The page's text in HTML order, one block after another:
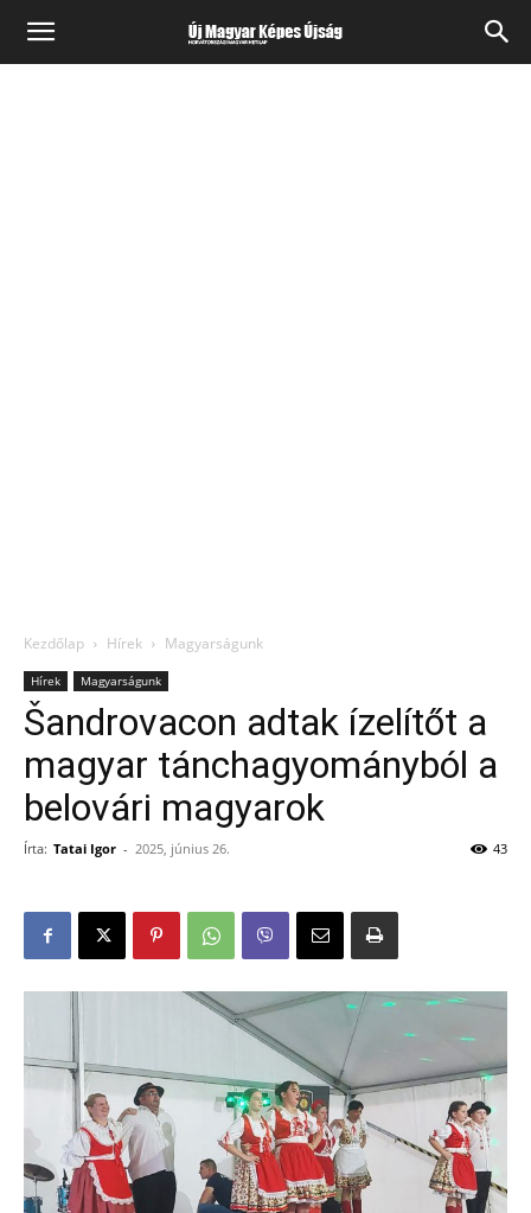
Kezdőlap Hírek Magyarságunk
Hírek Magyarságunk
Šandrovacon adtak ízelítőt a
magyar tánchagyományból a
belovári magyarok
Írta: Tatai Igor - 2025, június 26. 43